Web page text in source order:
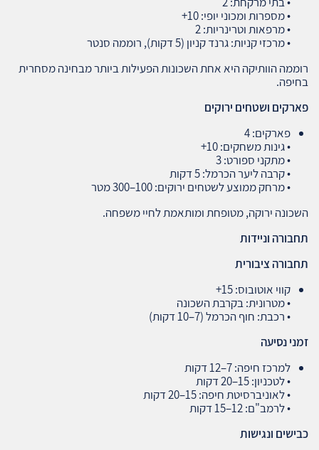
• מספרות ומכוני יופי: 10+
• מרפאות וטרינריות: 2
• מרכזי קניות: גרנד קניון (5 דקות), רוממה סנטר
רוממה הוותיקה היא אחת השכונות הפעילות ביותר מבחינה מסחרית
בחיפה.
פארקים ושטחים ירוקים
פארקים: 4
• גינות משחקים: 10+
• מתקני ספורט: 3
• קרבה ליער הכרמל: 5 דקות
• מרחק ממוצע לשטחים ירוקים: 100–300 מטר
השכונה ירוקה, מטופחת ומותאמת לחיי משפחה.
תחבורה וניידות
תחבורה ציבורית
קווי אוטובוס: 15+
• מטרונית: בקרבת השכונה
• רכבת: חוף הכרמל (7–10 דקות)
זמני נסיעה
למרכז חיפה: 7–12 דקות
• לטכניון: 15–20 דקות
• לאוניברסיטת חיפה: 15–20 דקות
• לרמב"ם: 12–15 דקות
כבישים ונגישות